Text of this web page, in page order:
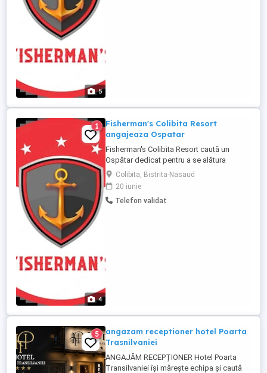
5
4
1
Fisherman's Colibita Resort
angajeaza Ospatar
Fisherman's Colibita Resort caută un
Ospătar dedicat pentru a se alătura
echipei noastre. Candidatul ideal va fi o
persoană responsabilă, cu abilități
excelente de comunicare și orientată către
clienți. Responsabilități: * Servirea
Colibita, Bistrita-Nasaud
20 iunie
Telefon validat
5
angazam receptioner hotel Poarta
Trasnilvaniei
ANGAJĂM RECEPȚIONER Hotel Poarta
Transilvaniei își mărește echipa și caută